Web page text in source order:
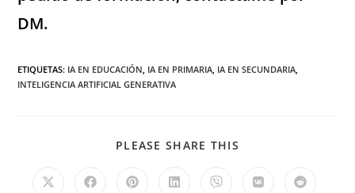
DM.
ETIQUETAS: IA EN EDUCACIÓN IA EN PRIMARIA IA EN SECUNDARIA
INTELIGENCIA ARTIFICIAL GENERATIVA
PLEASE SHARE THIS